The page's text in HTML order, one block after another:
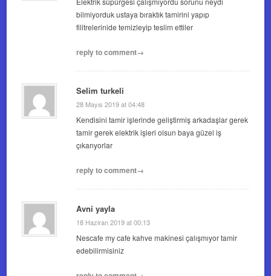
bilmiyorduk ustaya bıraktık tamirini yapıp
filitrelerinide temizleyip teslim ettiler
reply to comment→
Selim turkeli
28 Mayıs 2019 at 04:48
Kendisini tamir işlerinde geliştirmiş arkadaşlar gerek
tamir gerek elektrik işleri olsun baya güzel iş
çıkarıyorlar
reply to comment→
Avni yayla
18 Haziran 2019 at 00:13
Nescafe my cafe kahve makinesi çalışmıyor tamir
edebilirmisiniz